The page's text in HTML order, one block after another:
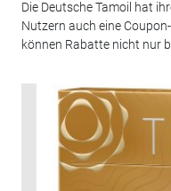
Die Deutsche Tamoil hat
Nutzern auch eine
können Rabatte nicht nur